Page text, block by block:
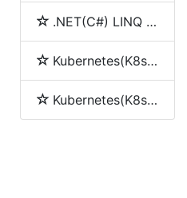
.NET(C#) LINQ 中join、into、let和group by的使用
Kubernetes(K8s) Replication Controller(RC)
Kubernetes(K8s) Replica Set (RS)